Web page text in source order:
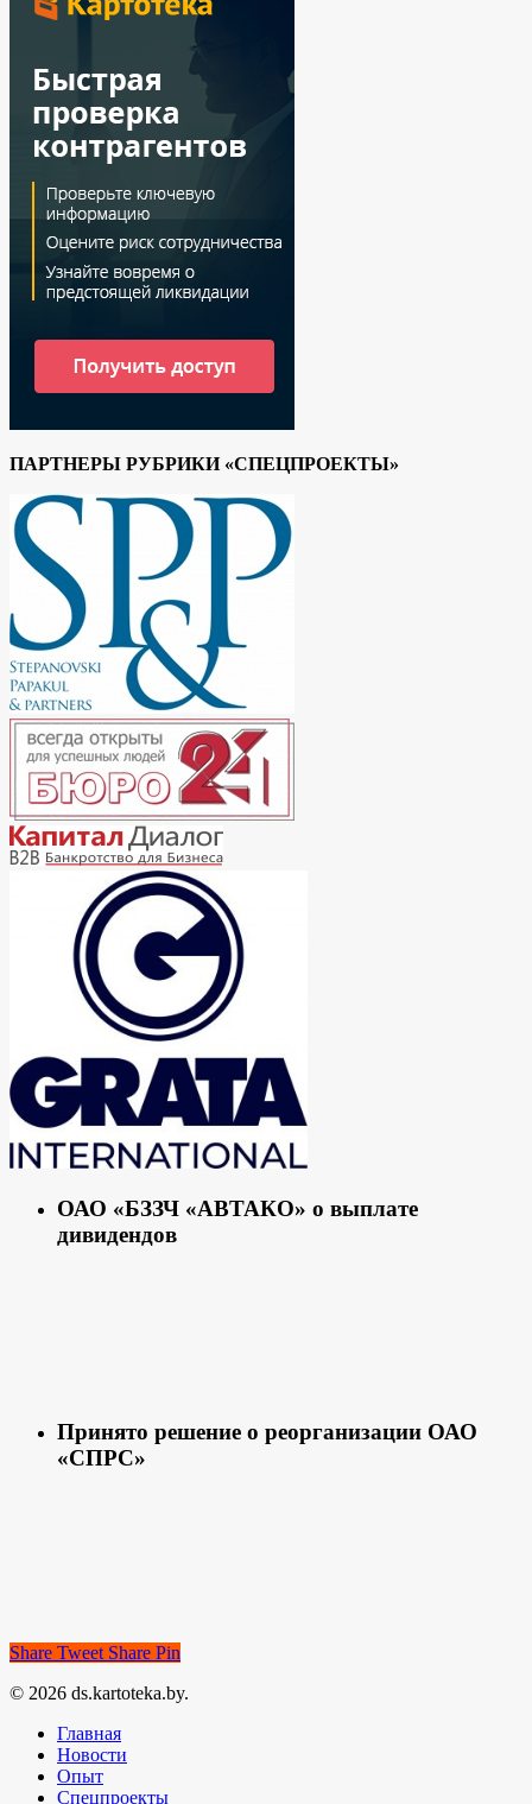
ПАРТНЕРЫ РУБРИКИ «СПЕЦПРОЕКТЫ»
ОАО «БЗЗЧ «АВТАКО» о выплате
дивидендов
Принято решение о реорганизации ОАО
«СПРС»
Share Tweet Share Pin
© 2026 ds.kartoteka.by.
Главная
Новости
Опыт
Спецпроекты